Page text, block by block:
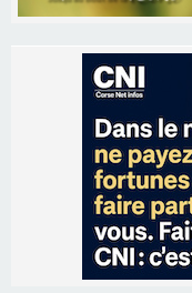
Les brèves
06/08/2026 15:57
Ucciani –
06/08/2026 15:25
Corte –